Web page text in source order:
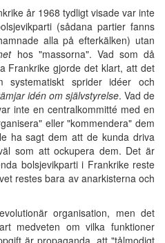
år 1968 tydligt visade var inte
(sådana partier fanns
alla på efterkälken) utan
hos "massorna". Vad som då
Frankrike gjorde det klart, att det
systematiskt sprider idéer och
idén om självstyrelse. Vad de
inte en centralkommitté med en
eller "kommendera" dem
ha sagt dem att de kunda driva
som att ockupera dem. Det är
bolsjevikparti i Frankrike reste
restes bara av anarkisterna och
organisation, men det
medveten om vilka funktioner
är propaganda, att "tålmodigt